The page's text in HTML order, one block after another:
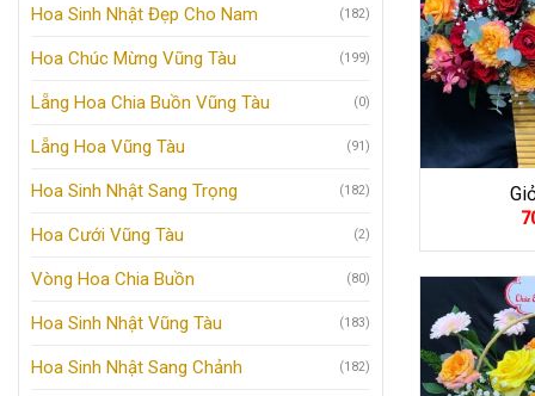
Hoa Sinh Nhật Đẹp Cho Nam (182)
Hoa Chúc Mừng Vũng Tàu (199)
Lẵng Hoa Chia Buồn Vũng Tàu (0)
Lẵng Hoa Vũng Tàu (91)
Hoa Sinh Nhật Sang Trọng (182)
Hoa Cưới Vũng Tàu (2)
Vòng Hoa Chia Buồn (80)
Hoa Sinh Nhật Vũng Tàu (183)
Hoa Sinh Nhật Sang Chảnh (182)